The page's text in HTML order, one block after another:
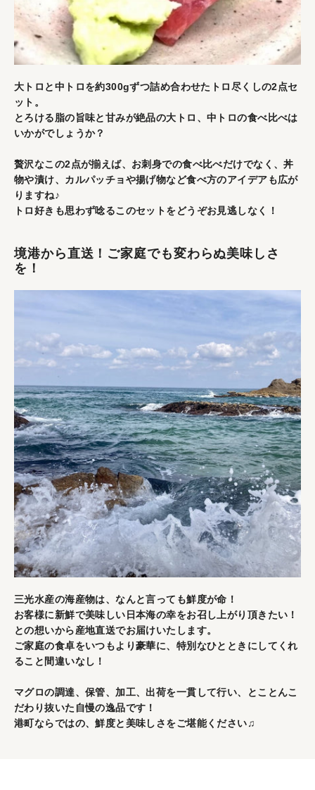
大トロと中トロを約300gずつ詰め合わせたトロ尽くしの2点セ
ット。
とろける脂の旨味と甘みが絶品の大トロ、中トロの食べ比べは
いかがでしょうか？
贅沢なこの2点が揃えば、お刺身での食べ比べだけでなく、丼
物や漬け、カルパッチョや揚げ物など食べ方のアイデアも広が
りますね♪
トロ好きも思わず唸るこのセットをどうぞお見逃しなく！
境港から直送！ご家庭でも変わらぬ美味しさ
を！
三光水産の海産物は、なんと言っても鮮度が命！
お客様に新鮮で美味しい日本海の幸をお召し上がり頂きたい！
との想いから産地直送でお届けいたします。
ご家庭の食卓をいつもより豪華に、特別なひとときにしてくれ
ること間違いなし！
マグロの調達、保管、加工、出荷を一貫して行い、とことんこ
だわり抜いた自慢の逸品です！
港町ならではの、鮮度と美味しさをご堪能ください♫